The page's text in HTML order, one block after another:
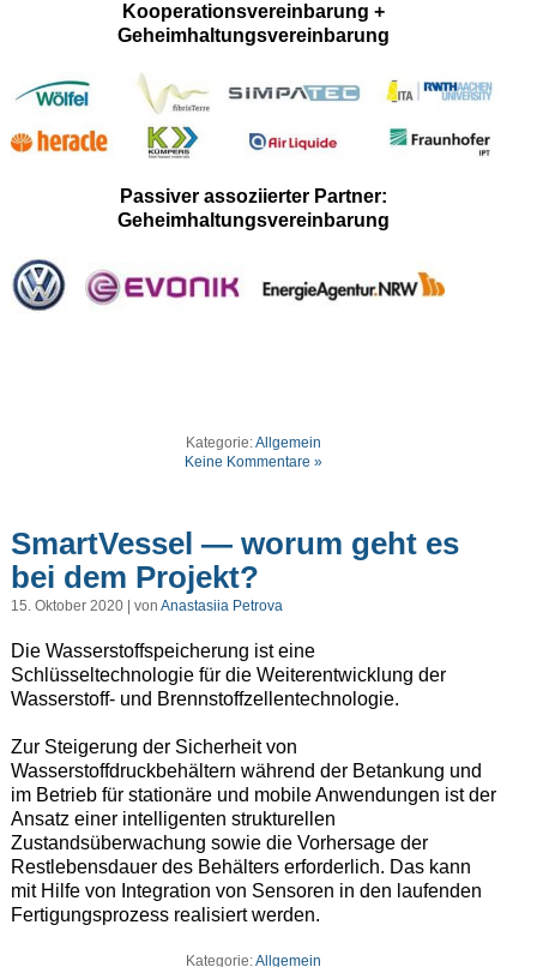
Kooperationsvereinbarung +
Geheimhaltungsvereinbarung
Passiver assoziierter Partner:
Geheimhaltungsvereinbarung
Kategorie:Allgemein
Keine Kommentare »
SmartVessel — worum geht es
bei dem Projekt?
15. Oktober 2020 | von Anastasiia Petrova
Die Wasserstoffspeicherung ist eine
Schlüsseltechnologie für die Weiterentwicklung der
Wasserstoff- und Brennstoffzellentechnologie.
Zur Steigerung der Sicherheit von
Wasserstoffdruckbehältern während der Betankung und
im Betrieb für stationäre und mobile Anwendungen ist der
Ansatz einer intelligenten strukturellen
Zustandsüberwachung sowie die Vorhersage der
Restlebensdauer des Behälters erforderlich. Das kann
mit Hilfe von Integration von Sensoren in den laufenden
Fertigungsprozess realisiert werden.
Kategorie:Allgemein